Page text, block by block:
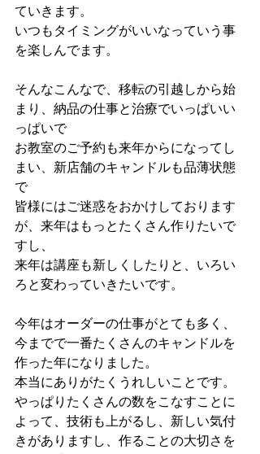
ていきます。
いつもタイミングがいいなっていう事
を楽しんでます。
そんなこんなで、移転の引越しから始
まり、納品の仕事と治療でいっぱいい
っぱいで
お教室のご予約も来年からになってし
まい、新店舗のキャンドルも品薄状態
で
皆様にはご迷惑をおかけしております
が、来年はもっとたくさん作りたいで
すし、
来年は講座も新しくしたりと、いろい
ろと変わっていきたいです。
今年はオーダーの仕事がとても多く、
今までで一番たくさんのキャンドルを
作った年になりました。
本当にありがたくうれしいことです。
やっぱりたくさんの数をこなすことに
よって、技術も上がるし、新しい気付
きがありますし、作ることの大切さを